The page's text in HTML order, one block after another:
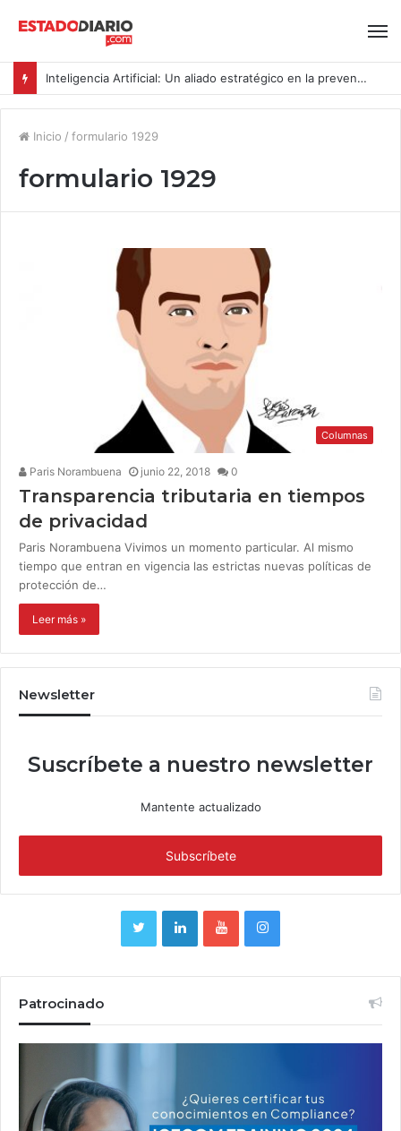
Inteligencia Artificial: Un aliado estratégico en la prevención del acoso y la violencia laboral bajo la Ley Karin
Inicio / formulario 1929
formulario 1929
Columnas
Paris Norambuena junio 22, 2018 0
Transparencia tributaria en tiempos
de privacidad
Paris Norambuena Vivimos un momento particular. Al mismo
tiempo que entran en vigencia las estrictas nuevas políticas de
protección de…
Leer más »
Newsletter
Suscríbete a nuestro newsletter
Mantente actualizado
Patrocinado